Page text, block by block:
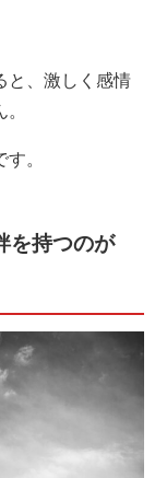
と、激しく感情
。
を持つのが